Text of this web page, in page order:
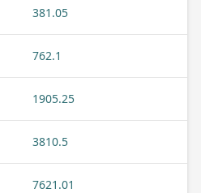
381.05
762.1
1905.25
3810.5
7621.01